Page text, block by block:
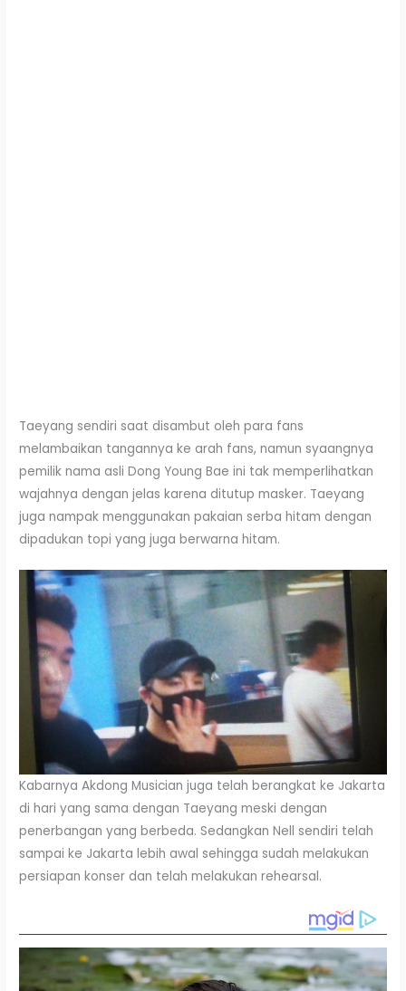
Taeyang sendiri saat disambut oleh para fans
melambaikan tangannya ke arah fans, namun syaangnya
pemilik nama asli Dong Young Bae ini tak memperlihatkan
wajahnya dengan jelas karena ditutup masker. Taeyang
juga nampak menggunakan pakaian serba hitam dengan
dipadukan topi yang juga berwarna hitam.
Kabarnya Akdong Musician juga telah berangkat ke Jakarta
di hari yang sama dengan Taeyang meski dengan
penerbangan yang berbeda. Sedangkan Nell sendiri telah
sampai ke Jakarta lebih awal sehingga sudah melakukan
persiapan konser dan telah melakukan rehearsal.